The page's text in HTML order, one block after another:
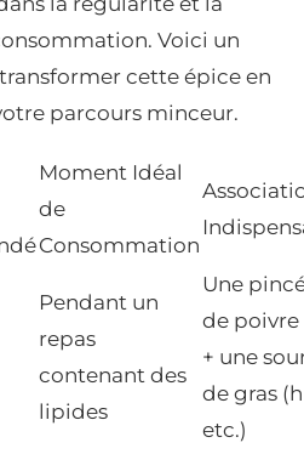
Voici un
cette épice en
parcours minceur.
Moment Idéal
de
Consommation
Pendant un
repas
contenant des
lipides
Une
de
+ une
de gras
etc.)